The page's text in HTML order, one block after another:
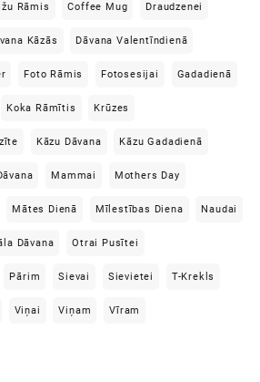
Rāmis Coffee Mug Draudzenei
Kāzās Dāvana Valentīndienā
Foto Rāmis Fotosesijai Gadadienā
Koka Rāmītis Krūzes
Kāzu Dāvana Kāzu Gadadienā
Mammai Mothers Day
Mātes Dienā Mīlestības Diena Naudai
Dāvana Otrai Pusītei
Pārim Sievai Sievietei T-Krekls
Viņai Viņam Vīram